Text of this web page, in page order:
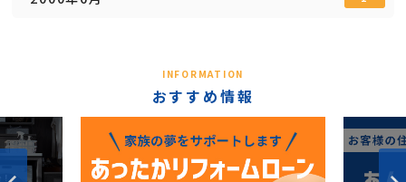
INFORMATION
おすすめ情報